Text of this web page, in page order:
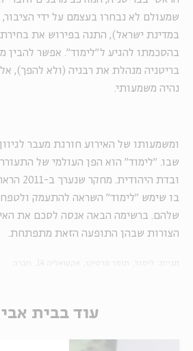
שמעולם לא נבחרו בעצמם על ידי
במדינת ישראל), התנה בפירוש את
בהסכמתו להגיע ל"לימוד". אפשר להבין
בריטניה מנהלת את רבניה (ולא להפך),
נהיה משמעותי.
ומשמעותו של האירוע חורגת מעבר
שבו. "לימוד" הוא הפן העולמי של
ובדת
בו שימש "לימוד" השראה להתעמק
שלהם. ברשימה הבאה אנסה לסכם את
הצורות שבהן התופעה הזאת מתפתחת.
עוד בבית